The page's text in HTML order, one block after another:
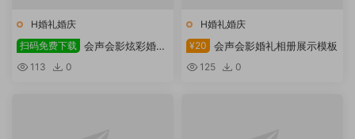
H婚礼婚庆
扫码免费下载 会声会影炫彩婚礼
模板展示
113 0
H婚礼婚庆
¥20
会声会影婚礼相册展示模板
125 0